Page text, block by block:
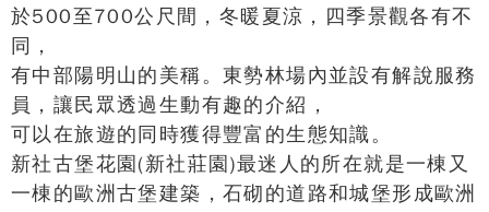
於500至700公尺間，冬暖夏涼，四季景觀各有不
同，
有中部陽明山的美稱。東勢林場內並設有解說服務
員，讓民眾透過生動有趣的介紹，
可以在旅遊的同時獲得豐富的生態知識。
新社古堡花園(新社莊園)最迷人的所在就是一棟又
一棟的歐洲古堡建築，石砌的道路和城堡形成歐洲